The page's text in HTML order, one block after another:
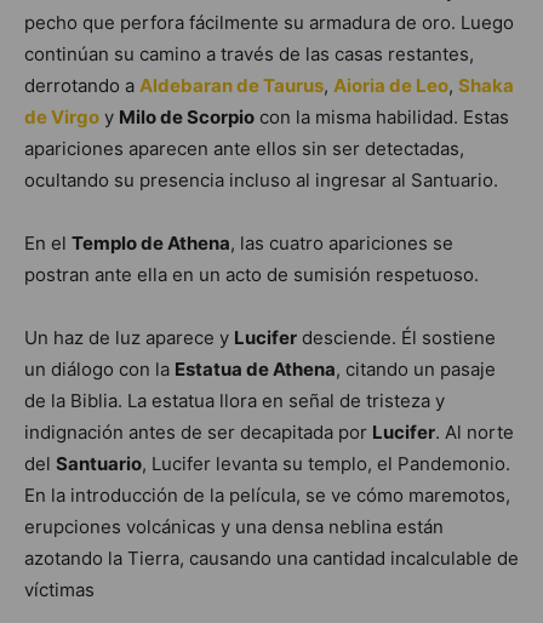
pecho que perfora fácilmente su armadura de oro. Luego
continúan su camino a través de las casas restantes,
derrotando a Aldebaran de Taurus, Aioria de Leo, Shaka
de Virgo y Milo de Scorpio con la misma habilidad. Estas
apariciones aparecen ante ellos sin ser detectadas,
ocultando su presencia incluso al ingresar al Santuario.
En el Templo de Athena, las cuatro apariciones se
postran ante ella en un acto de sumisión respetuoso.
Un haz de luz aparece y Lucifer desciende. Él sostiene
un diálogo con la Estatua de Athena, citando un pasaje
de la Biblia. La estatua llora en señal de tristeza y
indignación antes de ser decapitada por Lucifer. Al norte
del Santuario, Lucifer levanta su templo, el Pandemonio.
En la introducción de la película, se ve cómo maremotos,
erupciones volcánicas y una densa neblina están
azotando la Tierra, causando una cantidad incalculable de
víctimas